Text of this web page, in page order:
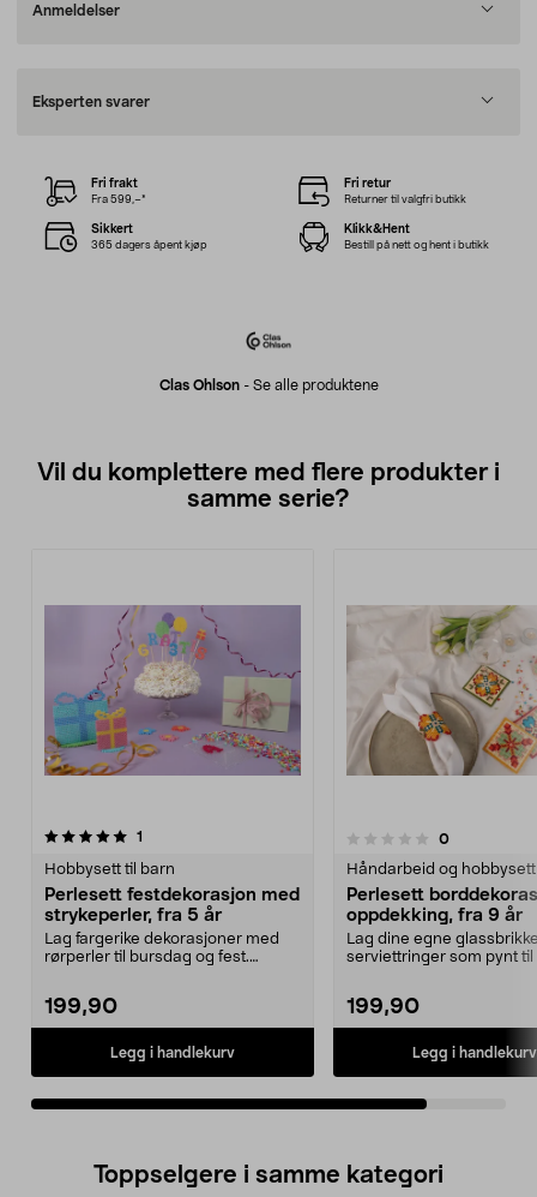
Anmeldelser
Eksperten svarer
Clas Ohlson- Se alle produktene
Fri frakt
Fra 599,–*
Fri retur
Returner til valgfri butikk
Sikkert
365 dagers åpent kjøp
Klikk&Hent
Bestill på nett og hent i butikk
Vil du komplettere med flere produkter i
samme serie?
1
Hobbysett til barn
Perlesett festdekorasjon med
strykeperler, fra 5 år
Lag fargerike dekorasjoner med
rørperler til bursdag og fest.
199,90
Legg i handlekurv
0.0 av 5 stjerner 0anmeldelser
Håndarbeid og hobbysett
Perlesett
oppdekking, fra 9 år
Lag dine egne
serviettringer som pynt til
199,90
Legg i handlekurv
Toppselgere i samme kategori